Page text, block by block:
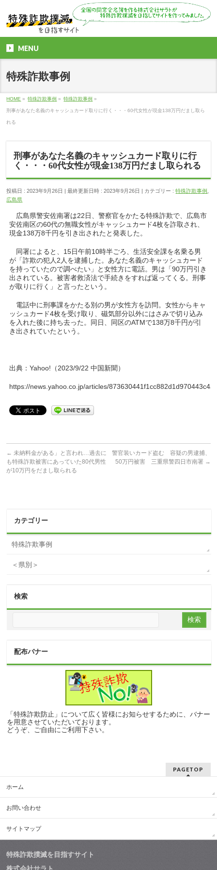
MENU
特殊詐欺事例
HOME » 特殊詐欺事例 » 特殊詐欺事例 »
刑事があなた名義のキャッシュカード取りに行く・・・60代女性が現金138万円だまし取ら
れる
刑事があなた名義のキャッシュカード取りに行
く・・・60代女性が現金138万円だまし取られる
投稿日 : 2023年9月26日 最終更新日時 : 2023年9月26日 カテゴリー :特殊詐欺事例
広島県
広島県警安佐南署は22日、警察官をかたる特殊詐欺で、広島市
安佐南区の60代の無職女性がキャッシュカード4枚を詐取され、
現金138万8千円を引き出されたと発表した。
同署によると、15日午前10時半ごろ、生活安全課を名乗る男
が「詐欺の犯人2人を逮捕した。あなた名義のキャッシュカード
を持っていたので調べたい」と女性方に電話。男は「90万円引き
出されている。被害者救済法で手続きをすれば返ってくる。刑事
が取りに行く」と言ったという。
電話中に刑事課をかたる別の男が女性方を訪問。女性からキャ
ッシュカード4枚を受け取り、磁気部分以外にはさみで切り込み
を入れた後に持ち去った。同日、同区のATMで138万8千円が引
き出されていたという。
出典：Yahoo!（2023/9/22 中国新聞）
https://news.yahoo.co.jp/articles/
← 未納料金がある」と言われ…過去に
も特殊詐欺被害にあっていた80代男性
が10万円をだまし取られる
警官装いカード盗む 容疑の男逮捕、
50万円被害 三重県警四日市南署 →
カテゴリー
特殊詐欺事例
＜県別＞
検索
配布バナー
「特殊詐欺防止」について広く皆様にお知らせするために、バナー
を用意させていただいております。
どうぞ、ご自由にご利用下さい。
PAGETOP
ホーム
お問い合わせ
サイトマップ
特殊詐欺撲滅を目指すサイト